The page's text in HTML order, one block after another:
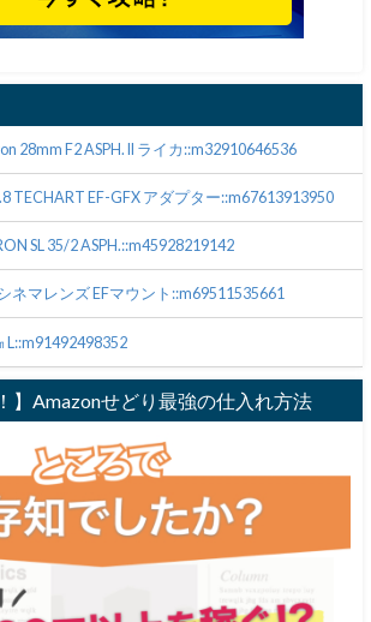
28mm F2 ASPH. II ライカ::m32910646536
TECHART EF-GFX アダプター::m67613913950
SL 35/2 ASPH.::m45928219142
ネマレンズ EFマウント::m69511535661
】Amazonせどり最強の仕入れ方法